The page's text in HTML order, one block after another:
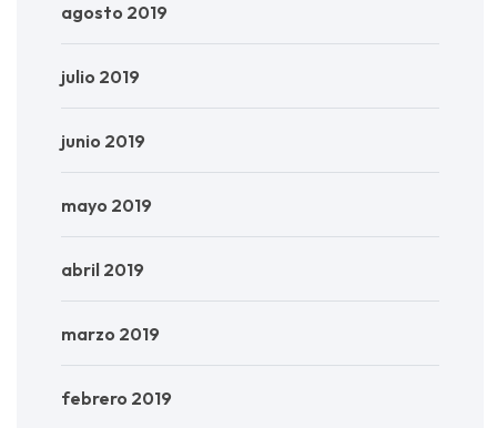
agosto 2019
julio 2019
junio 2019
mayo 2019
abril 2019
marzo 2019
febrero 2019